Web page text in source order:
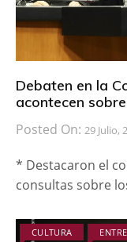
Debaten en la
acontecen
Posted On: 29 Julio,
* Destacaron el
consultas sobre
CULTURA